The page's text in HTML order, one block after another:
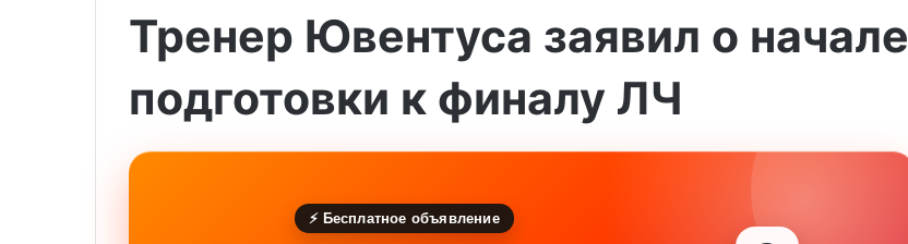
Тренер Ювентуса заявил о начале
подготовки к финалу ЛЧ
⚡ Бесплатное объявление